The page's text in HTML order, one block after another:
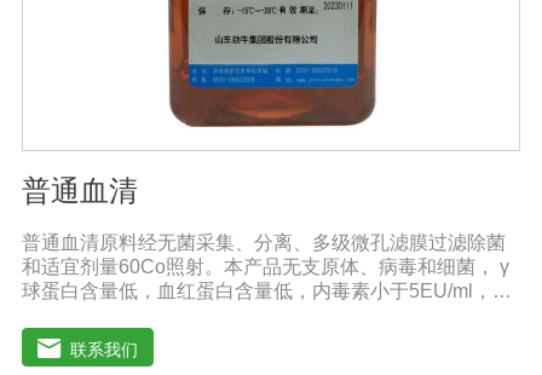
普通血清
普通血清原料经无菌采集、分离、多级微孔滤膜过滤除菌
和适宜剂量60Co照射。本产品无支原体、病毒和细菌， γ
球蛋白含量低，血红蛋白含量低，内毒素小于5EU/ml，具
扩增及单克隆抗体的制备和疫苗的研制及生产。质量标
准：符合《中华人民共和国兽药典》2020版质量标准。规
联系我们